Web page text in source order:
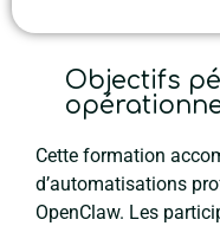
Objectifs
Cette formation
d’automatisations
OpenClaw. Les